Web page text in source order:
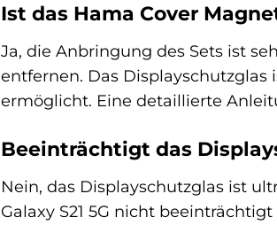
Ist das Hama Cover
Ja, die Anbringung des Sets ist
entfernen. Das
ermöglicht. Eine detaillierte
Beeinträchtigt das
Nein, das Displayschutzglas ist
Galaxy S21 5G nicht